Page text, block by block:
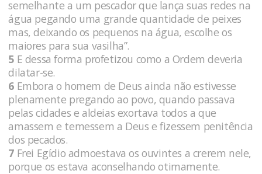
semelhante a um pescador que lança suas redes na
água pegando uma grande quantidade de peixes
mas, deixando os pequenos na água, escolhe os
maiores para sua vasilha”.
5 E dessa forma profetizou como a Ordem deveria
dilatar-se.
6 Embora o homem de Deus ainda não estivesse
plenamente pregando ao povo, quando passava
pelas cidades e aldeias exortava todos a que
amassem e temessem a Deus e fizessem penitência
dos pecados.
7 Frei Egídio admoestava os ouvintes a crerem nele,
porque os estava aconselhando otimamente.